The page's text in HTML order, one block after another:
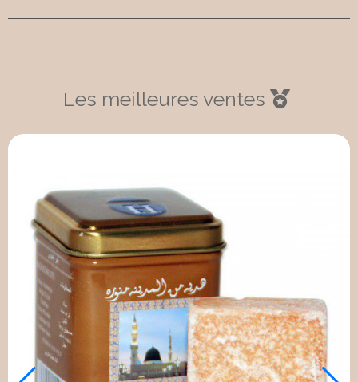
Les meilleures ventes 